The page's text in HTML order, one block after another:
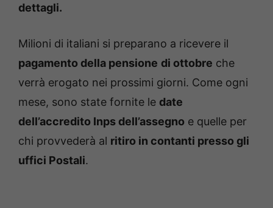
dettagli.
Milioni di italiani si preparano a ricevere il
pagamento della pensione di ottobre che
verrà erogato nei prossimi giorni. Come ogni
mese, sono state fornite le date
dell’accredito Inps dell’assegno e quelle per
chi provvederà al ritiro in contanti presso gli
uffici Postali.